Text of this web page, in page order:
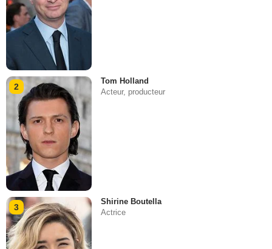
2
Tom Holland
Acteur, producteur
3
Shirine Boutella
Actrice